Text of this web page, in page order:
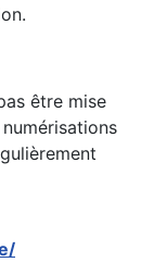
être mise